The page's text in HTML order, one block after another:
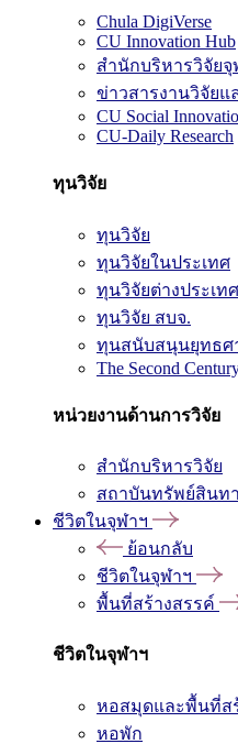
Chula DigiVerse
CU Innovation Hub
สำนักบริหารวิจัยจุ
ข่าวสารงานวิจัยแ
CU Social
CU-Daily Research
ทุนวิจัย
ทุนวิจัย
ทุนวิจัยในประเทศ
ทุนวิจัยต่างประเทศ
ทุนวิจัย สบจ.
ทุนสนับสนุนยุทธศ
The Second
หน่วยงานด้านการวิจัย
สำนักบริหารวิจัย
สถาบันทรัพย์สินท
ชีวิตในจุฬาฯ
ย้อนกลับ
ชีวิตในจุฬาฯ
พื้นที่สร้างสรรค์
ชีวิตในจุฬาฯ
หอสมุดและพื้นที่ส
หอพัก